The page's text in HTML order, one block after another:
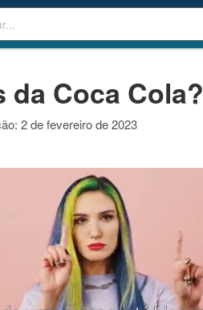
da Coca Cola?
2 de fevereiro de 2023